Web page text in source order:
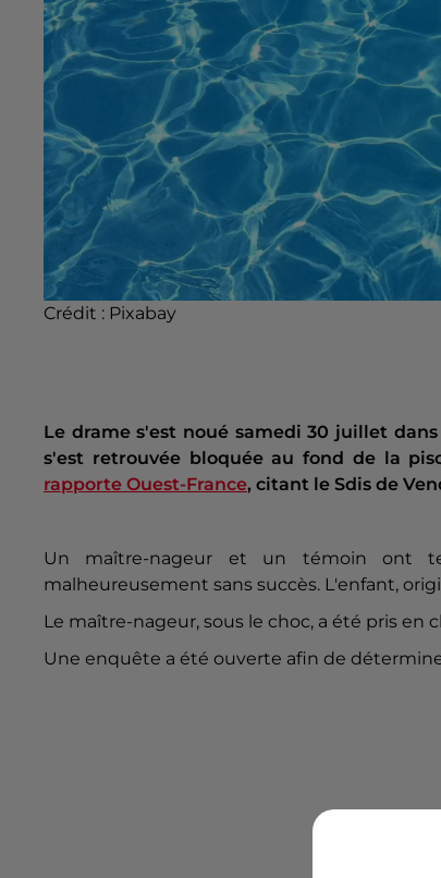
Crédit : Pixabay
Le drame s'est noué samedi 30 juillet
s'est retrouvée bloquée au fond de la
rapporte Ouest-France, citant le Sdis de
Un maître-nageur et un témoin ont
malheureusement sans succès. L'enfant,
Le maître-nageur, sous le choc, a été pris en
Une enquête a été ouverte afin de